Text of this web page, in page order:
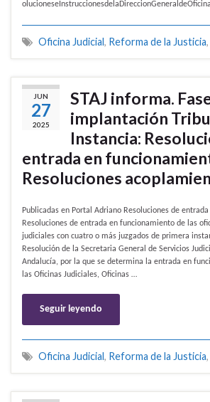
Oficina Judicial , Reforma de la Justicia,
JUN
27
2025
STAJ informa.
implantación
Instancia:
entrada en
Resoluciones
Publicadas en Portal Adriano Resoluciones de
Resoluciones de entrada en funcionamiento de las
judiciales con cuatro o más juzgados de primera
Resolución de la Secretaria General de Servicios
Andalucía, por la que se determina la entrada en
las Oficinas Judiciales, Oficinas …
Seguir leyendo
Oficina Judicial , Reforma de la Justicia,